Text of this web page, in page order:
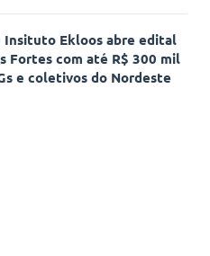
Insituto Ekloos abre edital
Fortes com até R$ 300 mil
e coletivos do Nordeste